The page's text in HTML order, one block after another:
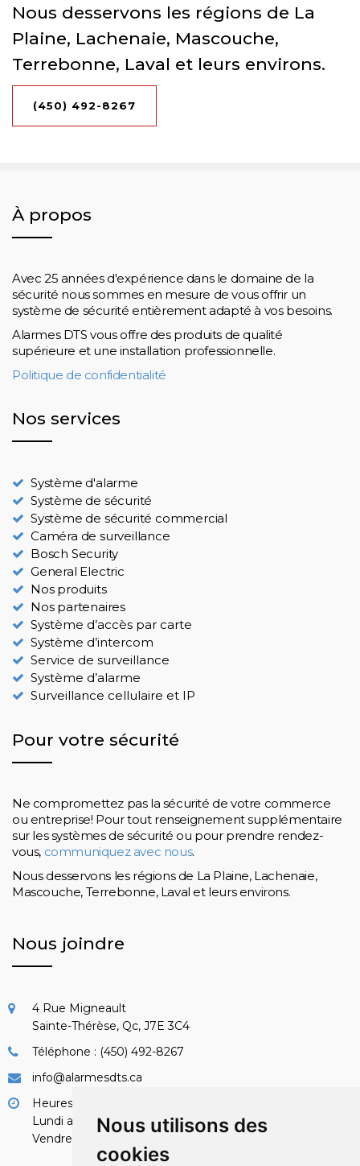
Nous utilisons des
cookies
Nous desservons les régions de La
Plaine, Lachenaie, Mascouche,
Terrebonne, Laval et leurs environs.
(450) 492-8267
À propos
Avec 25 années d'expérience dans le domaine de la
sécurité nous sommes en mesure de vous offrir un
système de sécurité entièrement adapté à vos besoins.
Alarmes DTS vous offre des produits de qualité
supérieure et une installation professionnelle.
Politique de confidentialité
Nos services
Système d'alarme
Système de sécurité
Système de sécurité commercial
Caméra de surveillance
Bosch Security
General Electric
Nos produits
Nos partenaires
Système d’accès par carte
Système d’intercom
Service de surveillance
Système d’alarme
Surveillance cellulaire et IP
Pour votre sécurité
Ne compromettez pas la sécurité de votre commerce
ou entreprise! Pour tout renseignement supplémentaire
sur les systèmes de sécurité ou pour prendre rendez-
vous, communiquez avec nous.
Nous desservons les régions de La Plaine, Lachenaie,
Mascouche, Terrebonne, Laval et leurs environs.
Nous joindre
4 Rue Migneault
Sainte-Thérèse, Qc, J7E 3C4
Téléphone : (450) 492-8267
info@alarmesdts.ca
Heures d'ouverture :
Lundi au jeudi: 8h à 17h
Vendredi: 8h à 15h